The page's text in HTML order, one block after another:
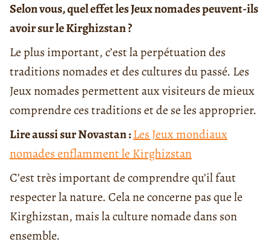
Selon vous, quel effet les Jeux nomades peuvent-ils
avoir sur le Kirghizstan ?
Le plus important, c’est la perpétuation des
traditions nomades et des cultures du passé. Les
Jeux nomades permettent aux visiteurs de mieux
comprendre ces traditions et de se les approprier.
Lire aussi sur Novastan :Les Jeux mondiaux
nomades enflamment le Kirghizstan
C’est très important de comprendre qu’il faut
respecter la nature. Cela ne concerne pas que le
Kirghizstan, mais la culture nomade dans son
ensemble.